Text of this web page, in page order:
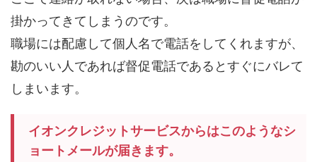
掛かってきてしまうのです。
職場には配慮して個人名で電話をしてくれますが、
勘のいい人であれば督促電話であるとすぐにバレて
しまいます。
イオンクレジットサービスからはこのようなシ
ョートメールが届きます。